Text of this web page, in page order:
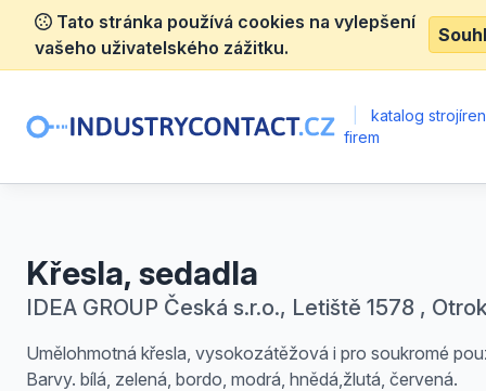
Tato stránka používá cookies na vylepšení
vašeho uživatelského zážitku.
katalog
firem
Křesla, sedadla
IDEA GROUP Česká s.r.o., Letiště 1578 ,
Umělohmotná křesla, vysokozátěžová i pro soukromé
Barvy. bílá, zelená, bordo, modrá, hnědá,žlutá, červená.